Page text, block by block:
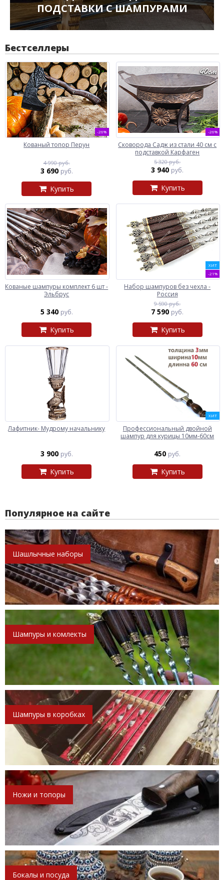
ПОДСТАВКИ С ШАМПУРАМИ
Бестселлеры
-26%
Кованый топор Перун
4 990 руб.
3 690 руб.
Купить
-26%
Сковорода Садж из стали 40 см с
подставкой Карфаген
5 320 руб.
3 940 руб.
Купить
Кованые шампуры комплект 6 шт -
Эльбрус
5 340 руб.
Купить
ХИТ
-21%
Набор шампуров без чехла -
Россия
9 590 руб.
7 590 руб.
Купить
Лафитник- Мудрому начальнику
3 900 руб.
Купить
ХИТ
Профессиональный двойной
шампур для курицы 10мм-60см
450 руб.
Купить
Популярное на сайте
Шашлычные наборы
Шампуры и комлекты
Шампуры в коробках
Ножи и топоры
Бокалы и посуда